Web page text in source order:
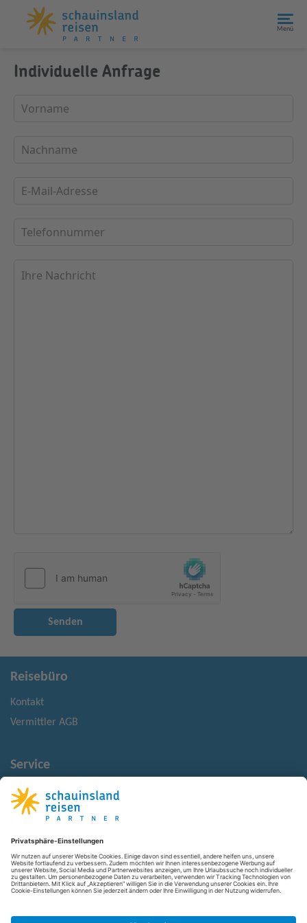
Menü
Individuelle Anfrage
Senden
Reisebüro
Kontakt
Vermittler AGB
Service
Reisemonitor
Reisehinweise
Rechtliches
Impressum
Barrierefreiheit